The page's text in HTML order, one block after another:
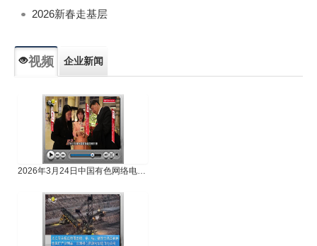
2026新春走基层
视频 企业新闻
2026年3月24日中国有色网络电视新闻